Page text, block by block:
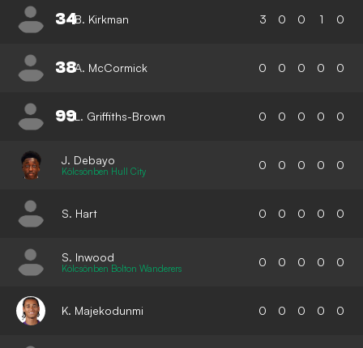
34B. Kirkman 3 0 0 1 0
38A. McCormick 0 0 0 0 0
99L. Griffiths-Brown 0 0 0 0 0
J. Debayo
Kölcsönben Hull City 0 0 0 0 0
S. Hart 0 0 0 0 0
S. Inwood
Kölcsönben Bolton Wanderers 0 0 0 0 0
K. Majekodunmi 0 0 0 0 0